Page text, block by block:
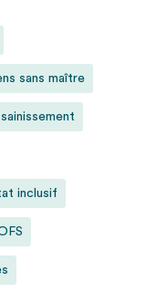
sans maître
inclusif